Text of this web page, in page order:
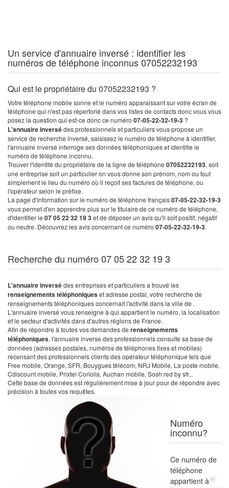
Un service d'annuaire inversé : identifier les
numéros de téléphone inconnus 07052232193
Qui est le propriétaire du 07052232193 ?
Votre téléphone mobile sonne et le numéro apparaissant sur votre écran de
téléphone qui n'est pas répertorié dans vos listes de contacts donc vous vous
posez la question qui est-ce donc ce numéro 07-05-22-32-19-3 ?
L'annuaire inversédes professionnels et particuliers vous propose un
service de recherche inversé, saisissez le numéro de téléphone à identifier,
l'annuaire inversé interroge ses données téléphoniques et identifie le
numéro de téléphone inconnu.
Trouver l'identité du propriétaire de la ligne de téléphone 07052232193, soit
une entreprise soit un particulier on vous donne son prénom, nom ou tout
simplement le lieu du numéro où il reçoit ses factures de téléphone, ou
l'opérateur selon le préfixe.
La page d'information sur le numéro de téléphone français07-05-22-32-19-3
vous permet d'en apprendre plus sur le titulaire de ce numéro de téléphone,
d'identifier le 07 05 22 32 19 3et de déposer un avis qu'il soit positif, négatif
ou neutre. Découvrez les avis concernant ce numéro 07-05-22-32-19-3.
Recherche du numéro 07 05 22 32 19 3
L'annuaire inversédes entreprises et particuliers a trouvé les
renseignements téléphoniqueset adresse postal, votre recherche de
renseignements téléphoniques concernait l'activité dans la ville de .
L'annuaire inversé vous renseigne à qui appartient le numéro, la localisation
et le secteur d'activités dans d'autres régions de France.
Afin de répondre à toutes vos demandes de renseignements
téléphoniques, l'annuaire inverse des professionnels consulte sa base de
données (adresses postales, numéros de téléphones fixes et mobiles)
recensant des professionnels clients des opérateur téléphonique tels que
Free mobile, Orange, SFR, Bouygues télécom, NRJ Mobile, La poste mobile,
Cdiscount mobile, Prixtel Coriolis, Auchan mobile, Sosh red by sfr...
Cette base de données est régulièrement mise à jour pour de répondre avec
précision à toutes vos requêtes.
Numéro
inconnu?
Ce numéro de
téléphone
appartient à "